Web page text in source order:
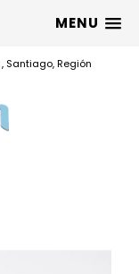
MENU
Santiago, Región